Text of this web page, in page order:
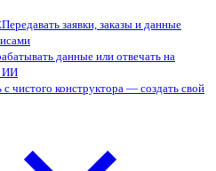
Передавать заявки, заказы и данные
данные или отвечать на
ИИ
с чистого конструктора — создать свой